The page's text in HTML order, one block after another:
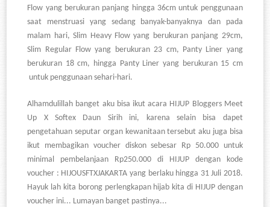
Flow yang berukuran panjang hingga 36cm untuk penggunaan
saat menstruasi yang sedang banyak-banyaknya dan pada
malam hari, Slim Heavy Flow yang berukuran panjang 29cm,
Slim Regular Flow yang berukuran 23 cm, Panty Liner yang
berukuran 18 cm, hingga Panty Liner yang berukuran 15 cm
untuk penggunaan sehari-hari.
Alhamdulillah banget aku bisa ikut acara HIJUP Bloggers Meet
Up X Softex Daun Sirih ini, karena selain bisa dapet
pengetahuan seputar organ kewanitaan tersebut aku juga bisa
ikut membagikan voucher diskon sebesar Rp 50.000 untuk
minimal pembelanjaan Rp250.000 di HIJUP dengan kode
voucher : HIJOUSFTXJAKARTA yang berlaku hingga 31 Juli 2018.
Hayuk lah kita borong perlengkapan hijab kita di HIJUP dengan
voucher ini... Lumayan banget pastinya...